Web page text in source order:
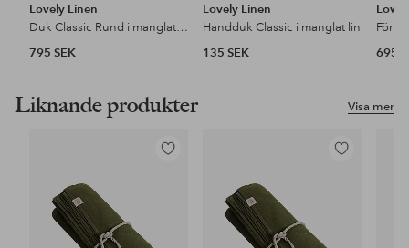
Lovely Linen
Duk Classic Rund i manglat lin
795 SEK
Lovely Linen
Handduk Classic i manglat lin
135 SEK
695
Visa mer
Liknande produkter
Lägg
Lägg